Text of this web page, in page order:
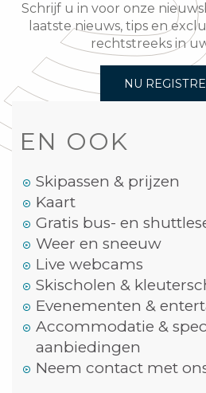
Schrijf u in voor onze
laatste nieuws, tips en
rechtstreeks in
NU
EN OOK
Skipassen & prijzen
Kaart
Gratis bus- en
Weer en sneeuw
Live webcams
Skischolen &
Evenementen &
Accommodatie &
aanbiedingen
Neem contact met